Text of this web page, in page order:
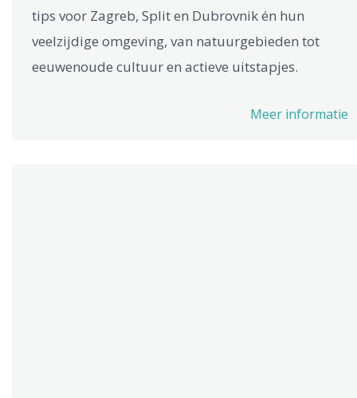
tips voor Zagreb, Split en Dubrovnik én hun
veelzijdige omgeving, van natuurgebieden tot
eeuwenoude cultuur en actieve uitstapjes.
Meer informatie